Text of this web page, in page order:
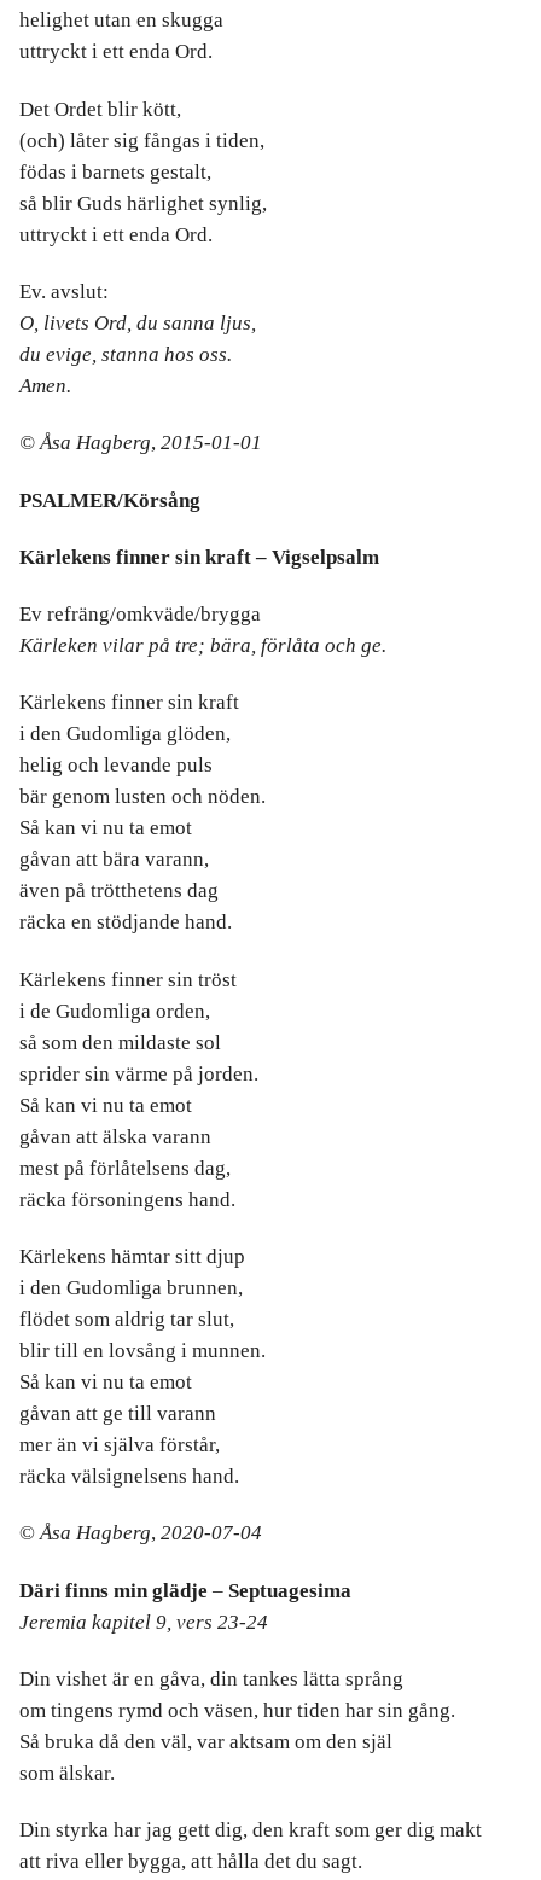
helighet utan en skugga
uttryckt i ett enda Ord.
Det Ordet blir kött,
(och) låter sig fångas i tiden,
födas i barnets gestalt,
så blir Guds härlighet synlig,
uttryckt i ett enda Ord.
Ev. avslut:
O, livets Ord, du sanna ljus,
du evige, stanna hos oss.
Amen.
© Åsa Hagberg, 2015-01-01
PSALMER/Körsång
Kärlekens finner sin kraft – Vigselpsalm
Ev refräng/omkväde/brygga
Kärleken vilar på tre; bära, förlåta och ge.
Kärlekens finner sin kraft
i den Gudomliga glöden,
helig och levande puls
bär genom lusten och nöden.
Så kan vi nu ta emot
gåvan att bära varann,
även på trötthetens dag
räcka en stödjande hand.
Kärlekens finner sin tröst
i de Gudomliga orden,
så som den mildaste sol
sprider sin värme på jorden.
Så kan vi nu ta emot
gåvan att älska varann
mest på förlåtelsens dag,
räcka försoningens hand.
Kärlekens hämtar sitt djup
i den Gudomliga brunnen,
flödet som aldrig tar slut,
blir till en lovsång i munnen.
Så kan vi nu ta emot
gåvan att ge till varann
mer än vi själva förstår,
räcka välsignelsens hand.
©Åsa Hagberg, 2020-07-04
Däri finns min glädje – Septuagesima
Jeremia kapitel 9, vers 23-24
Din vishet är en gåva, din tankes lätta språng
om tingens rymd och väsen, hur tiden har sin gång.
Så bruka då den väl, var aktsam om den själ
som älskar.
Din styrka har jag gett dig, den kraft som ger dig makt
att riva eller bygga, att hålla det du sagt.